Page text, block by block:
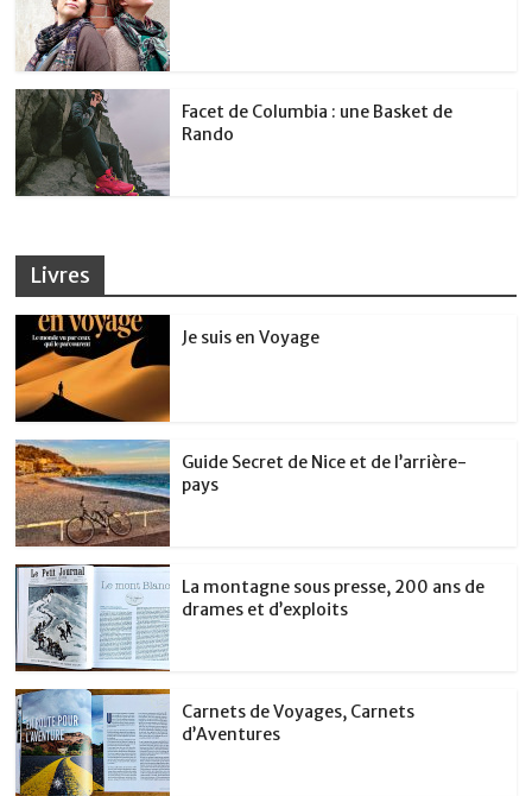
Facet de Columbia : une Basket de
Rando
Livres
Je suis en Voyage
Guide Secret de Nice et de l’arrière-
pays
La montagne sous presse, 200 ans de
drames et d’exploits
Carnets de Voyages, Carnets
d’Aventures